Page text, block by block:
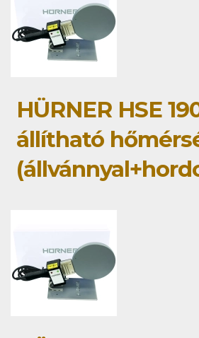
HÜRNER HSE
állítható